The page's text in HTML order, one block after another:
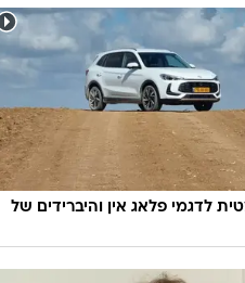
לדגמי פלאג אין והיברידים של